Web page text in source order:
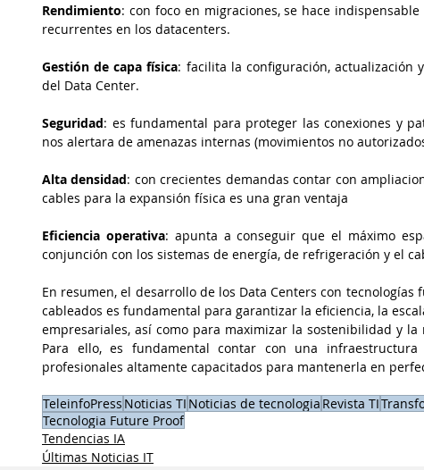
Rendimiento: con foco en migraciones, se hace
recurrentes en los datacenters.
Gestión de capa física: facilita la configuración,
del Data Center.
Seguridad: es fundamental para proteger las conexiones y
nos alertara de amenazas internas (movimientos no
Alta densidad: con crecientes demandas contar con
cables para la expansión física es una gran ventaja
Eficiencia operativa: apunta a conseguir que el máximo
conjunción con los sistemas de energía, de refrigeración y el
En resumen, el desarrollo de los Data Centers con
cableados es fundamental para garantizar la eficiencia, la
empresariales, así como para maximizar la sostenibilidad y
Para ello, es fundamental contar con una
profesionales altamente capacitados para mantenerla en
TeleinfoPress Noticias TI Noticias de tecnologia Revista TI
Tecnologia Future Proof
Tendencias IA
Últimas Noticias IT